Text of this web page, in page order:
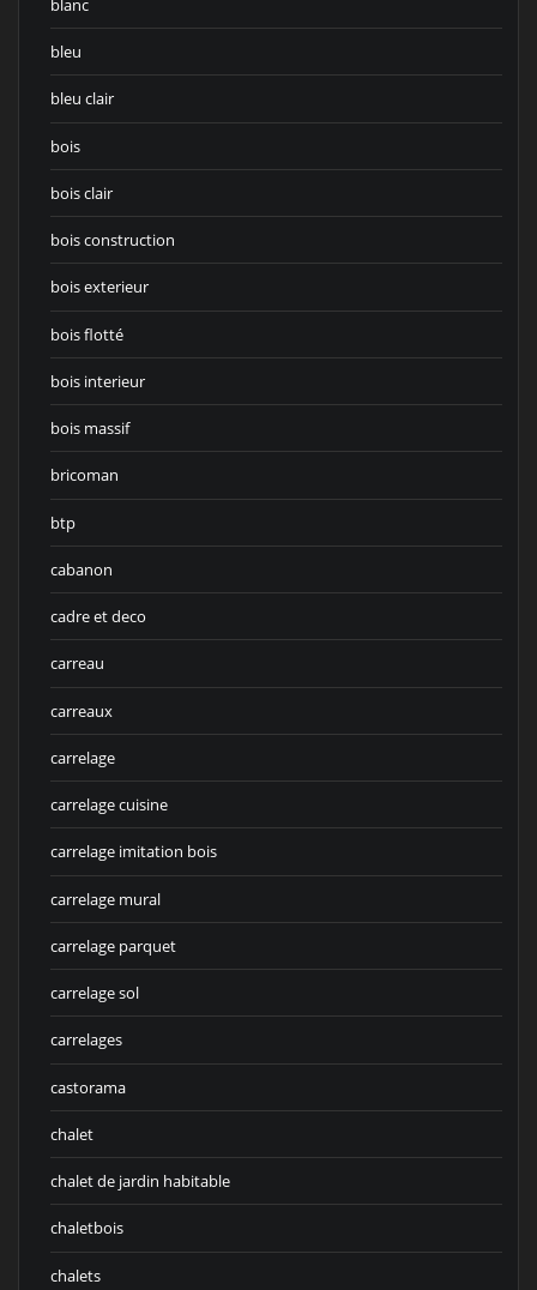
blanc
bleu
bleu clair
bois
bois clair
bois construction
bois exterieur
bois flotté
bois interieur
bois massif
bricoman
btp
cabanon
cadre et deco
carreau
carreaux
carrelage
carrelage cuisine
carrelage imitation bois
carrelage mural
carrelage parquet
carrelage sol
carrelages
castorama
chalet
chalet de jardin habitable
chaletbois
chalets